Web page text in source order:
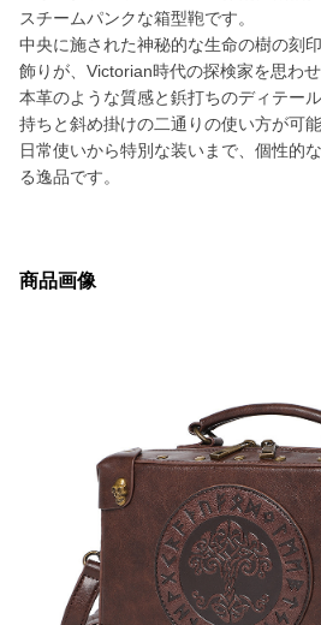
スチームパンクな箱型鞄です。
中央に施された神秘的な生命の樹の刻
飾りが、Victorian時代の探検家を思わ
本革のような質感と鋲打ちのディテー
持ちと斜め掛けの二通りの使い方が可能
日常使いから特別な装いまで、個性的
る逸品です。
商品画像